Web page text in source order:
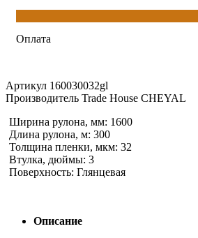
Оплата
Артикул 160030032gl
Производитель Trade House CHEYAL
Ширина рулона, мм: 1600
Длина рулона, м: 300
Толщина пленки, мкм: 32
Втулка, дюймы: 3
Поверхность: Глянцевая
Описание